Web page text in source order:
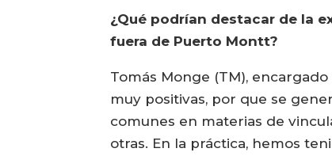
¿Qué podrían destacar de la
fuera de Puerto Montt?
Tomás Monge (TM),
muy positivas, por que se
comunes en materias de
otras. En la práctica, hemos